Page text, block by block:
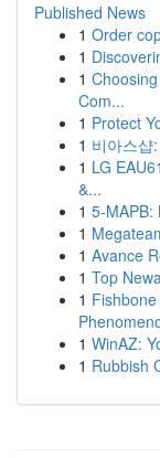
Published News
1 Order
1
1
Com...
1 Protect
1 비아스샵
1 LG
&...
1 5-MAPB:
1
1 Avance
1 Top
1
1 WinAZ:
1 Rubbish